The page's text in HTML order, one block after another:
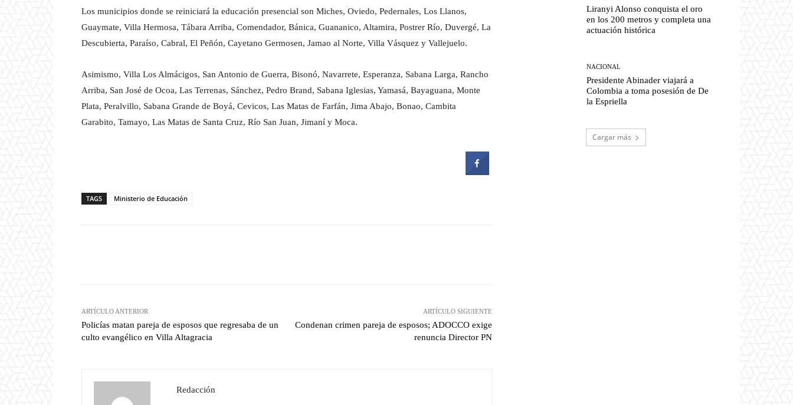
Los municipios donde se reiniciará la educación presencial son Miches, Oviedo, Pedernales, Los Llanos,
Guaymate, Villa Hermosa, Tábara Arriba, Comendador, Bánica, Guananico, Altamira, Postrer Río, Duvergé, La
Descubierta, Paraíso, Cabral, El Peñón, Cayetano Germosen, Jamao al Norte, Villa Vásquez y Vallejuelo.
Asimismo, Villa Los Almácigos, San Antonio de Guerra, Bisonó, Navarrete, Esperanza, Sabana Larga, Rancho
Arriba, San José de Ocoa, Las Terrenas, Sánchez, Pedro Brand, Sabana Iglesias, Yamasá, Bayaguana, Monte
Plata, Peralvillo, Sabana Grande de Boyá, Cevicos, Las Matas de Farfán, Jima Abajo, Bonao, Cambita
Garabito, Tamayo, Las Matas de Santa Cruz, Río San Juan, Jimaní y Moca.
TAGS Ministerio de Educación
ARTÍCULO ANTERIOR
Policías matan pareja de esposos que regresaba de un
culto evangélico en Villa Altagracia
ARTÍCULO SIGUIENTE
Condenan crimen pareja de esposos; ADOCCO exige
renuncia Director PN
Redacción
Liranyi Alonso conquista el oro
en los 200 metros y completa una
actuación histórica
NACIONAL
Presidente Abinader viajará a
Colombia a toma posesión de De
la Espriella
Cargar más